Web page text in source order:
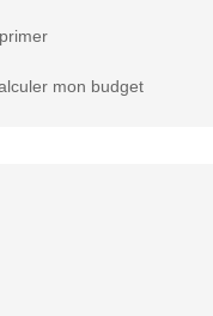
mon budget